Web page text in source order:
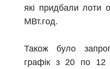
які придбали лоти
МВт.год.
Також було
графік з 20 по 12